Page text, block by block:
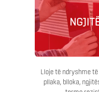
Lloje të ndryshme
pllaka, blloka,